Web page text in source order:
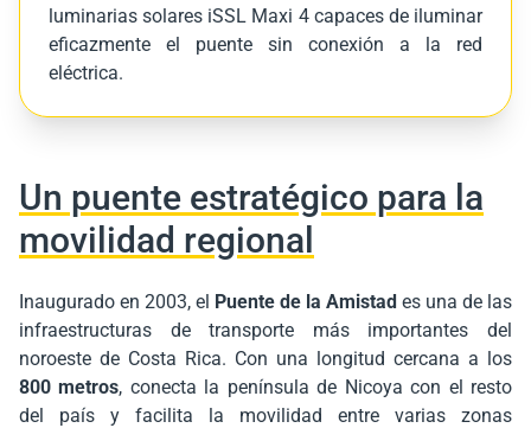
luminarias solares iSSL Maxi 4 capaces de iluminar
eficazmente el puente sin conexión a la red
eléctrica.
Un puente estratégico para la
movilidad regional
Inaugurado en 2003, el Puente de la Amistad es una de las
infraestructuras de transporte más importantes del
noroeste de Costa Rica. Con una longitud cercana a los
800 metros, conecta la península de Nicoya con el resto
del país y facilita la movilidad entre varias zonas